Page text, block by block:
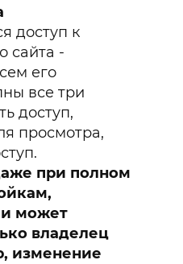
доступ к
сайта -
его
все три
доступ,
просмотра,
при полном
может
владелец
изменение